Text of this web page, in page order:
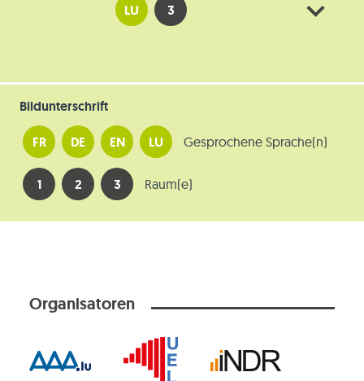
LU 3
Bildunterschrift
FR DE EN LU Gesprochene Sprache(n)
1 2 3 Raum(e)
Organisatoren